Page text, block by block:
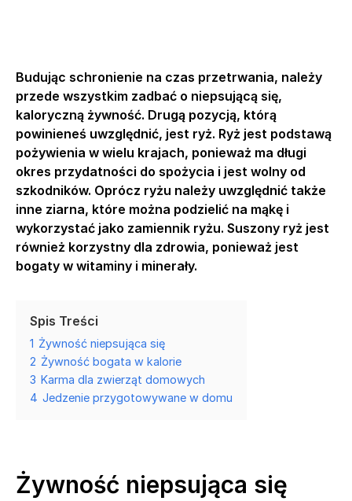
Budując schronienie na czas przetrwania, należy
przede wszystkim zadbać o niepsującą się,
kaloryczną żywność. Drugą pozycją, którą
powinieneś uwzględnić, jest ryż. Ryż jest podstawą
pożywienia w wielu krajach, ponieważ ma długi
okres przydatności do spożycia i jest wolny od
szkodników. Oprócz ryżu należy uwzględnić także
inne ziarna, które można podzielić na mąkę i
wykorzystać jako zamiennik ryżu. Suszony ryż jest
również korzystny dla zdrowia, ponieważ jest
bogaty w witaminy i minerały.
Spis Treści
1 Żywność niepsująca się
2 Żywność bogata w kalorie
3 Karma dla zwierząt domowych
4 Jedzenie przygotowywane w domu
Żywność niepsująca się